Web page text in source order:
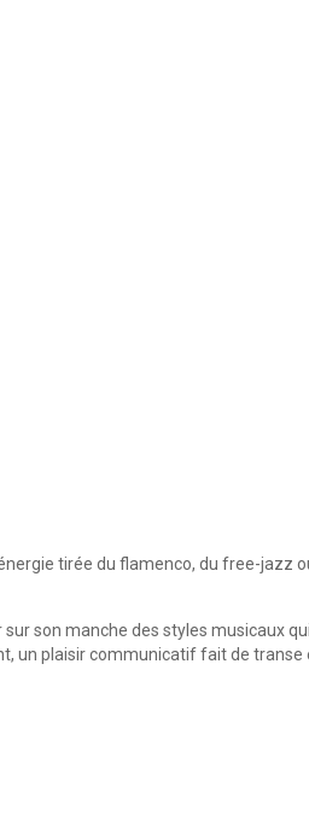
tirée du flamenco, du free-jazz
son manche des styles musicaux
un plaisir communicatif fait de transe